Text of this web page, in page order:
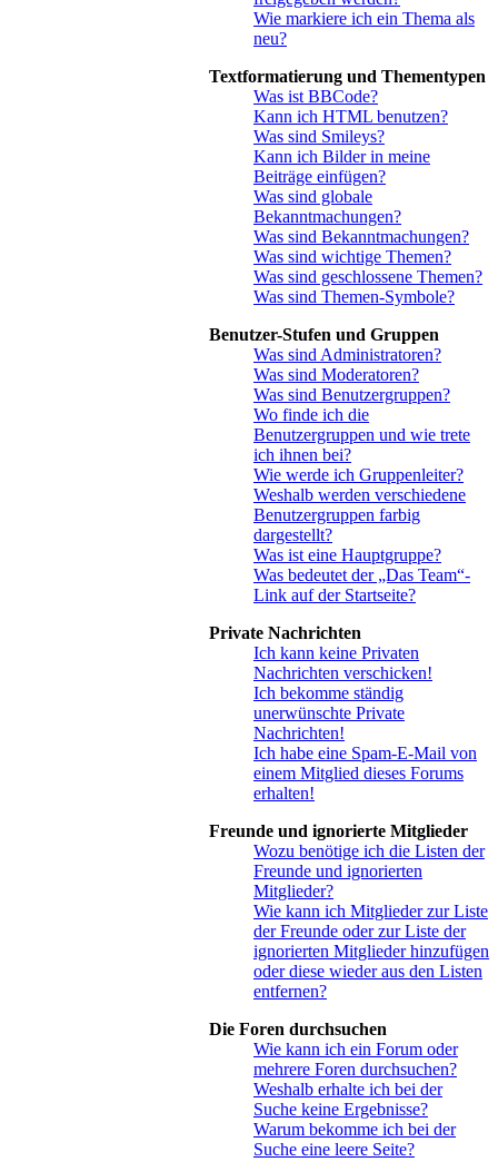
Wie markiere ich ein Thema als
neu?
Textformatierung und Thementypen
Was ist BBCode?
Kann ich HTML benutzen?
Was sind Smileys?
Kann ich Bilder in meine
Beiträge einfügen?
Was sind globale
Bekanntmachungen?
Was sind Bekanntmachungen?
Was sind wichtige Themen?
Was sind geschlossene Themen?
Was sind Themen-Symbole?
Benutzer-Stufen und Gruppen
Was sind Administratoren?
Was sind Moderatoren?
Was sind Benutzergruppen?
Wo finde ich die
Benutzergruppen und wie trete
ich ihnen bei?
Wie werde ich Gruppenleiter?
Weshalb werden verschiedene
Benutzergruppen farbig
dargestellt?
Was ist eine Hauptgruppe?
Was bedeutet der „Das Team“-
Link auf der Startseite?
Private Nachrichten
Ich kann keine Privaten
Nachrichten verschicken!
Ich bekomme ständig
unerwünschte Private
Nachrichten!
Ich habe eine Spam-E-Mail von
einem Mitglied dieses Forums
erhalten!
Freunde und ignorierte Mitglieder
Wozu benötige ich die Listen der
Freunde und ignorierten
Mitglieder?
Wie kann ich Mitglieder zur Liste
der Freunde oder zur Liste der
ignorierten Mitglieder hinzufügen
oder diese wieder aus den Listen
entfernen?
Die Foren durchsuchen
Wie kann ich ein Forum oder
mehrere Foren durchsuchen?
Weshalb erhalte ich bei der
Suche keine Ergebnisse?
Warum bekomme ich bei der
Suche eine leere Seite?